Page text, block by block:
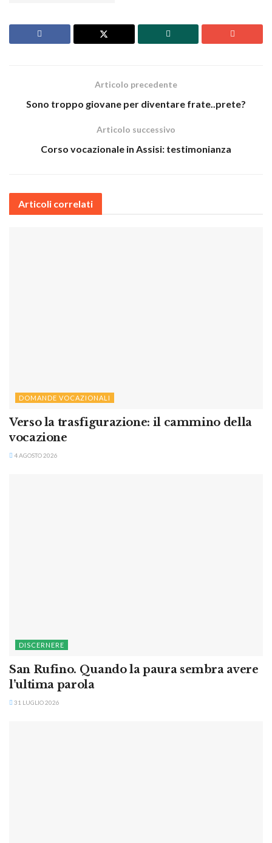
Articolo precedente
Sono troppo giovane per diventare frate..prete?
Articolo successivo
Corso vocazionale in Assisi: testimonianza
Articoli correlati
DOMANDE VOCAZIONALI
Verso la trasfigurazione: il cammino della
vocazione
4 AGOSTO 2026
DISCERNERE
San Rufino. Quando la paura sembra avere
l’ultima parola
31 LUGLIO 2026